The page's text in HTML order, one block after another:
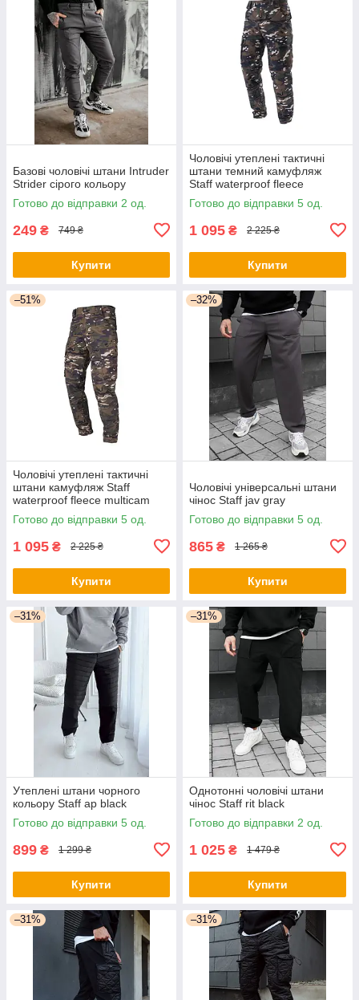
Базові чоловічі штани Intruder
Strider сірого кольору
Готово до відправки 2 од.
249 ₴ 749 ₴
Купити
Чоловічі утеплені тактичні
штани темний камуфляж
Staff waterproof fleece
multicam
Готово до відправки 5 од.
1 095 ₴ 2 225 ₴
Купити
–51%
Чоловічі утеплені тактичні
штани камуфляж Staff
waterproof fleece multicam
Готово до відправки 5 од.
1 095 ₴ 2 225 ₴
Купити
–32%
Чоловічі універсальні штани
чінос Staff jav gray
Готово до відправки 5 од.
865 ₴ 1 265 ₴
Купити
–31%
Утеплені штани чорного
кольору Staff ap black
Готово до відправки 5 од.
899 ₴ 1 299 ₴
Купити
–31%
Однотонні чоловічі штани
чінос Staff rit black
Готово до відправки 2 од.
1 025 ₴ 1 479 ₴
Купити
–31% –31%